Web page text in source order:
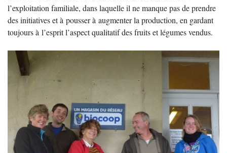
l’exploitation familiale, dans laquelle il ne manque pas de prendre
des initiatives et à pousser à augmenter la production, en gardant
toujours à l’esprit l’aspect qualitatif des fruits et légumes vendus.